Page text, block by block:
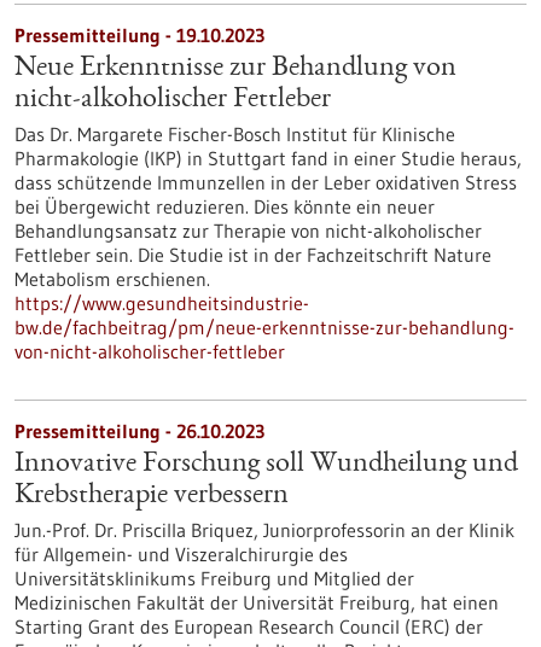
Pressemitteilung - 19.10.2023
Neue Erkenntnisse zur Behandlung von
nicht-alkoholischer Fettleber
Das Dr. Margarete Fischer-Bosch Institut für Klinische
Pharmakologie (IKP) in Stuttgart fand in einer Studie heraus,
dass schützende Immunzellen in der Leber oxidativen Stress
bei Übergewicht reduzieren. Dies könnte ein neuer
Behandlungsansatz zur Therapie von nicht-alkoholischer
Fettleber sein. Die Studie ist in der Fachzeitschrift Nature
Metabolism erschienen.
https://www.gesundheitsindustrie-
bw.de/fachbeitrag/pm/neue-erkenntnisse-zur-behandlung-
von-nicht-alkoholischer-fettleber
Pressemitteilung - 26.10.2023
Innovative Forschung soll Wundheilung und
Krebstherapie verbessern
Jun.-Prof. Dr. Priscilla Briquez, Juniorprofessorin an der Klinik
für Allgemein- und Viszeralchirurgie des
Universitätsklinikums Freiburg und Mitglied der
Medizinischen Fakultät der Universität Freiburg, hat einen
Starting Grant des European Research Council (ERC) der